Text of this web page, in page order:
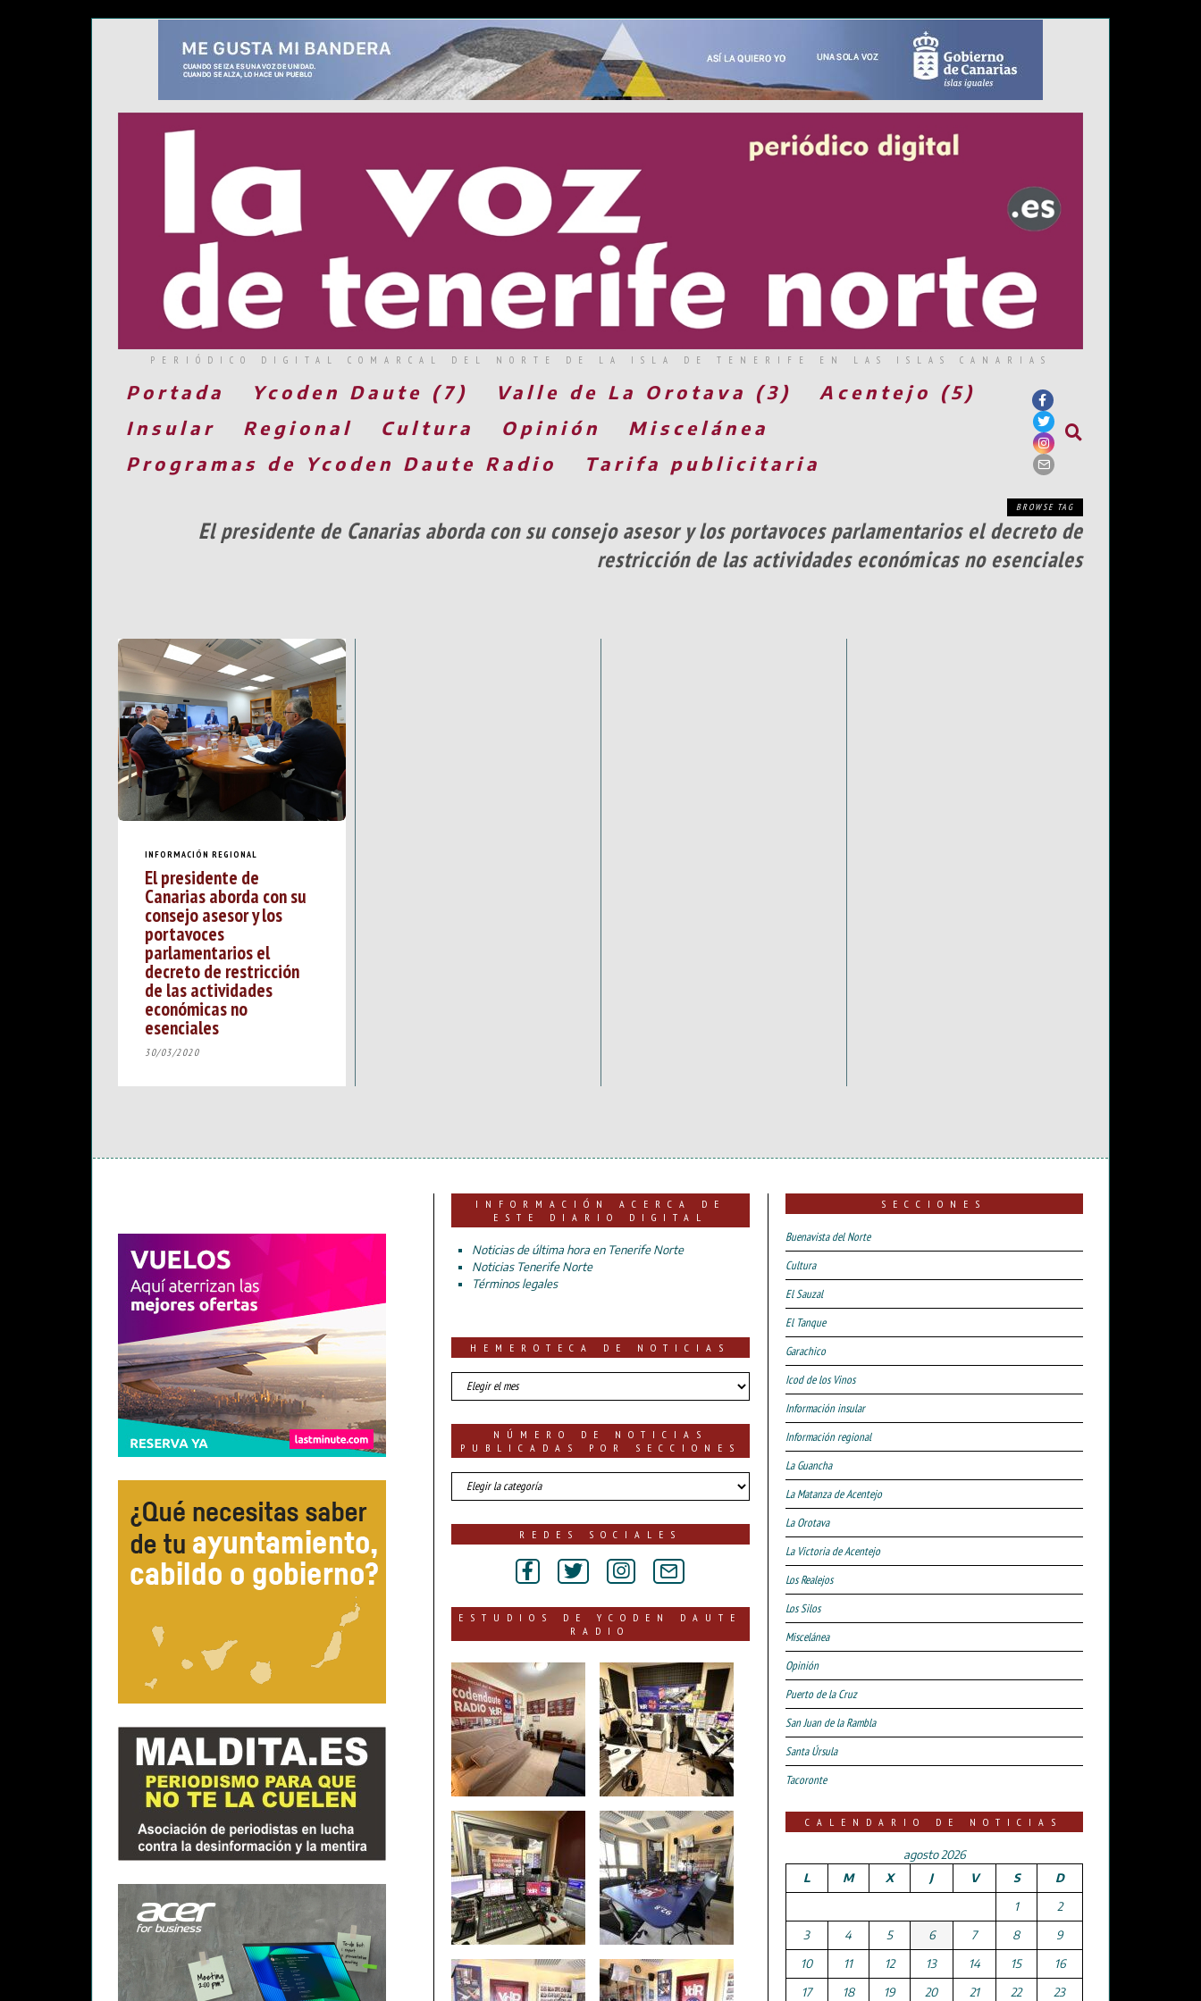
PERIÓDICO DIGITAL COMARCAL DEL NORTE DE LA ISLA DE TENERIFE EN LAS ISLAS CANARIAS
Portada Ycoden Daute (7) Valle de La Orotava (3)
Acentejo (5)
Insular
Regional Cultura Opinión
Miscelánea
Programas de Ycoden Daute Radio
Tarifa publicitaria
BROWSE TAG
El presidente de Canarias aborda con su consejo asesor y los portavoces parlamentarios el decreto de
restricción de las actividades económicas no esenciales
INFORMACIÓN REGIONAL
El presidente de
Canarias aborda con su
consejo asesor y los
portavoces
parlamentarios el
decreto de restricción
de las actividades
económicas no
esenciales
30/03/2020
INFORMACIÓN ACERCA DE
ESTE DIARIO DIGITAL
Noticias de última hora en Tenerife Norte
Noticias Tenerife Norte
Términos legales
HEMEROTECA DE NOTICIAS
HEMEROTECA
DE
NÚMERO DE NOTICIAS
PUBLICADAS POR SECCIONES
número
de
por
REDES SOCIALES
ESTUDIOS DE YCODEN DAUTE
RADIO
SECCIONES
Buenavista del Norte
Cultura
El Sauzal
El Tanque
Garachico
Icod de los Vinos
Información insular
Información regional
La Guancha
La Matanza de Acentejo
La Orotava
La Victoria de Acentejo
Los Realejos
Los Silos
Miscelánea
Opinión
Puerto de la Cruz
San Juan de la Rambla
Santa Úrsula
Tacoronte
CALENDARIO DE NOTICIAS
agosto 2026
L
M X J V S
D
1
2
3
4 5 6 7 8
9
10
11 12 13 14 15
16
17
18 19 20 21 22 23